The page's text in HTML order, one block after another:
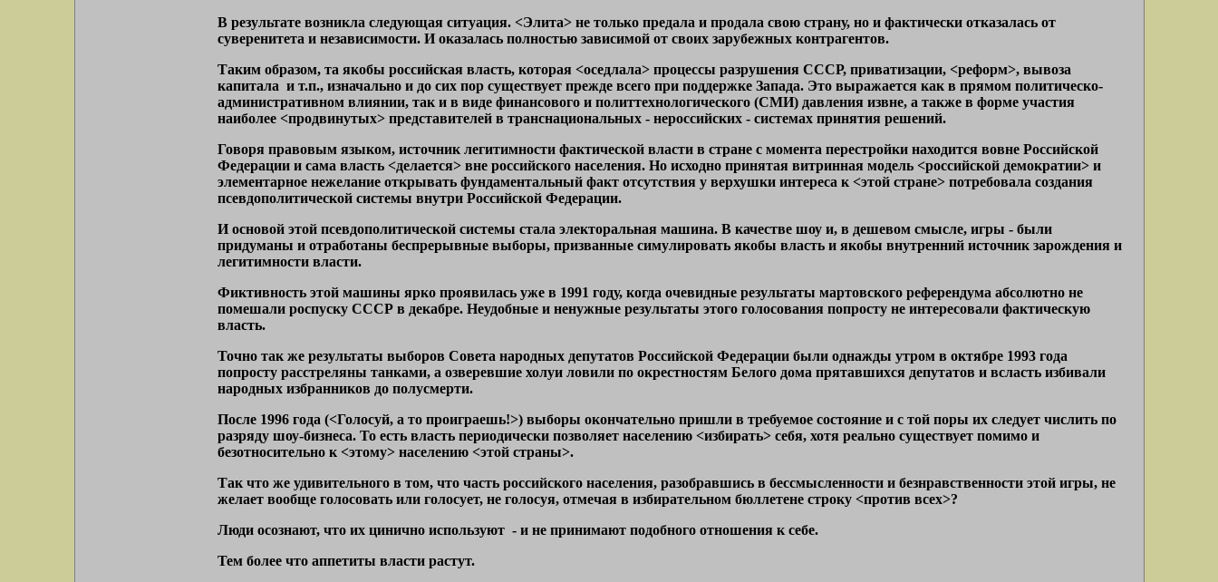
В результате возникла следующая ситуация. <Элита> не только предала и продала свою страну, но и фактически отказалась от
суверенитета и независимости. И оказалась полностью зависимой от своих зарубежных контрагентов.
Таким образом, та якобы российская власть, которая <оседлала> процессы разрушения СССР, приватизации, <реформ>, вывоза
капитала и т.п., изначально и до сих пор существует прежде всего при поддержке Запада. Это выражается как в прямом политическо-
административном влиянии, так и в виде финансового и политтехнологического (СМИ) давления извне, а также в форме участия
наиболее <продвинутых> представителей в транснациональных - нероссийских - системах принятия решений.
Говоря правовым языком, источник легитимности фактической власти в стране с момента перестройки находится вовне Российской
Федерации и сама власть <делается> вне российского населения. Но исходно принятая витринная модель <российской демократии> и
элементарное нежелание открывать фундаментальный факт отсутствия у верхушки интереса к <этой стране> потребовала создания
псевдополитической системы внутри Российской Федерации.
И основой этой псевдополитической системы стала электоральная машина. В качестве шоу и, в дешевом смысле, игры - были
придуманы и отработаны беспрерывные выборы, призванные симулировать якобы власть и якобы внутренний источник зарождения и
легитимности власти.
Фиктивность этой машины ярко проявилась уже в 1991 году, когда очевидные результаты мартовского референдума абсолютно не
помешали роспуску СССР в декабре. Неудобные и ненужные результаты этого голосования попросту не интересовали фактическую
власть.
Точно так же результаты выборов Совета народных депутатов Российской Федерации были однажды утром в октябре 1993 года
попросту расстреляны танками, а озверевшие холуи ловили по окрестностям Белого дома прятавшихся депутатов и всласть избивали
народных избранников до полусмерти.
После 1996 года (<Голосуй, а то проиграешь!>) выборы окончательно пришли в требуемое состояние и с той поры их следует числить по
разряду шоу-бизнеса. То есть власть периодически позволяет населению <избирать> себя, хотя реально существует помимо и
безотносительно к <этому> населению <этой страны>.
Так что же удивительного в том, что часть российского населения, разобравшись в бессмысленности и безнравственности этой игры, не
желает вообще голосовать или голосует, не голосуя, отмечая в избирательном бюллетене строку <против всех>?
Люди осознают, что их цинично используют - и не принимают подобного отношения к себе.
Тем более что аппетиты власти растут.